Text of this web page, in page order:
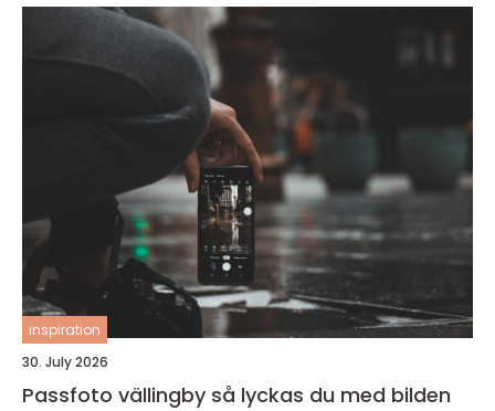
inspiration
30. July 2026
Passfoto vällingby så lyckas du med bilden